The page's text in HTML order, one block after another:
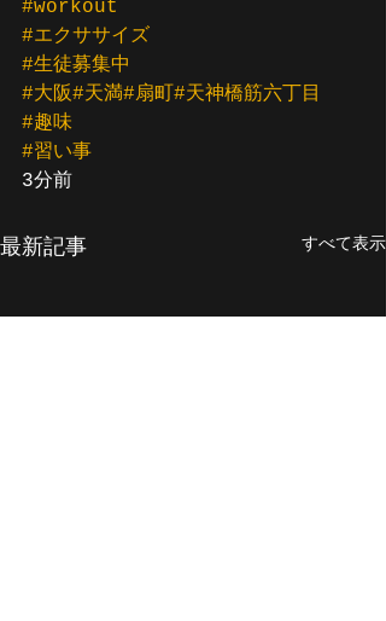
#workout
#エクササイズ
#生徒募集中
#大阪#天満#扇町 #天神橋筋六丁目
#趣味
#習い事
3分前
最新記事 すべて表示